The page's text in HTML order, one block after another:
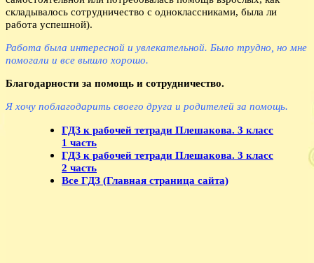
складывалось сотрудничество с одноклассниками, была ли
работа успешной).
Работа была интересной и увлекательной. Было трудно, но мне
помогали и все вышло хорошо.
Благодарности за помощь и сотрудничество.
Я хочу поблагодарить своего друга и родителей за помощь.
ГДЗ к рабочей тетради Плешакова. 3 класс
1 часть
ГДЗ к рабочей тетради Плешакова. 3 класс
2 часть
Все ГДЗ (Главная страница сайта)